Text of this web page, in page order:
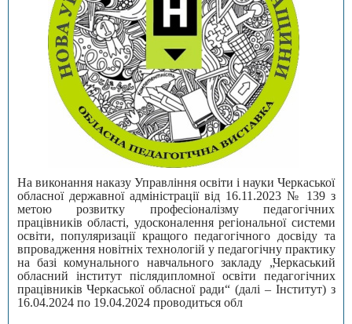
На виконання наказу Управління освіти і науки Черкаської
обласної державної адміністрації від 16.11.2023 № 139 з
метою розвитку професіоналізму педагогічних
працівників області, удосконалення регіональної системи
освіти, популяризації кращого педагогічного досвіду та
впровадження новітніх технологій у педагогічну практику
на базі комунального навчального закладу „Черкаський
обласний інститут післядипломної освіти педагогічних
працівників Черкаської обласної ради“ (далі – Інститут) з
16.04.2024 по 19.04.2024 проводиться обл